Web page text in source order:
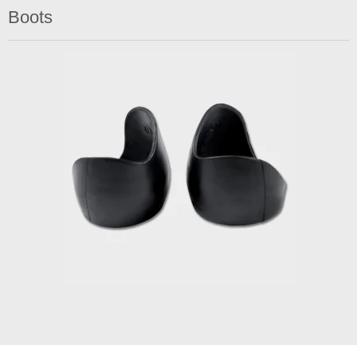
Boots